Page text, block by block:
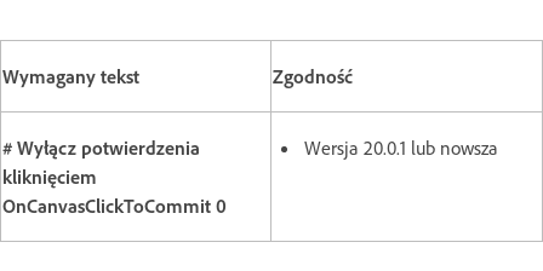
Wymagany tekst Zgodność
# Wyłącz potwierdzenia
kliknięciem
OnCanvasClickToCommit 0
Wersja 20.0.1 lub nowsza